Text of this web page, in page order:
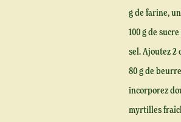
g de farine,
100 g de
sel. Ajoutez 2
80 g de
incorporez
myrtilles